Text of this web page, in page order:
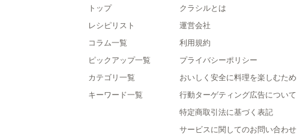
トップ
レシピリスト
コラム一覧
ピックアップ一覧
カテゴリ一覧
キーワード一覧
クラシルとは
運営会社
利用規約
プライバシーポリシー
おいしく安全に料理を楽しむため
行動ターゲティング広告について
特定商取引法に基づく表記
サービスに関してのお問い合わせ